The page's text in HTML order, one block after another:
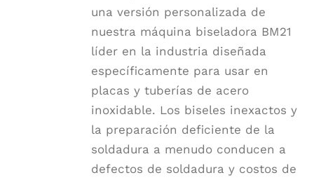
una versión personalizada de
nuestra máquina biseladora BM21
líder en la industria diseñada
específicamente para usar en
placas y tuberías de acero
inoxidable. Los biseles inexactos y
la preparación deficiente de la
soldadura a menudo conducen a
defectos de soldadura y costos de